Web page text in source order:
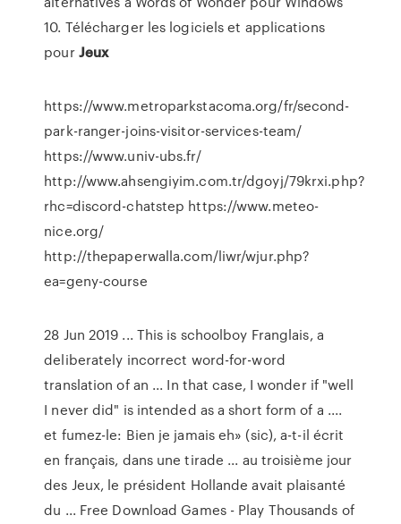
10. Télécharger les logiciels et applications
pourJeux
https://www.metroparkstacoma.org/fr/second-
park-ranger-joins-visitor-services-team/
https://www.univ-ubs.fr/
http://www.ahsengiyim.com.tr/dgoyj/79krxi.php?
rhc=discord-chatstep https://www.meteo-
nice.org/
http://thepaperwalla.com/liwr/wjur.php?
ea=geny-course
28 Jun 2019 ... This is schoolboy Franglais, a
deliberately incorrect word-for-word
translation of an ... In that case, I wonder if "well
I never did" is intended as a short form of a ....
et fumez-le: Bien je jamais eh» (sic), a-t-il écrit
en français, dans une tirade ... au troisième jour
des Jeux, le président Hollande avait plaisanté
du ... Free Download Games - Play Thousands of